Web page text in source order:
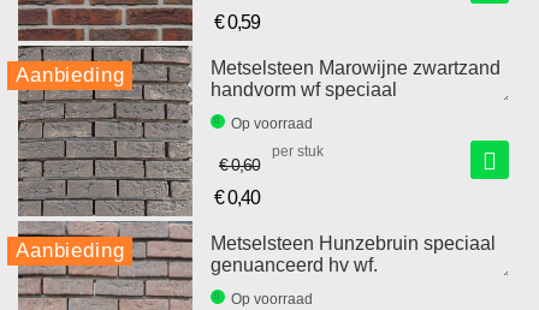
prijs
€ 0,59
Aanbieding
Metselsteen Marowijne zwartzand
handvorm wf speciaal
Op voorraad
€ 0,60
prijs
€ 0,40
per stuk
Aanbieding
Metselsteen Hunzebruin speciaal
genuanceerd hv wf.
Op voorraad